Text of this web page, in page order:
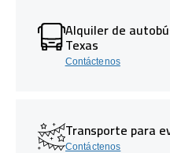
Alquiler de
Texas
Contáctenos
Transporte para
Contáctenos